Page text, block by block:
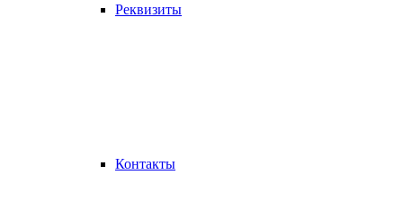
Реквизиты
Контакты